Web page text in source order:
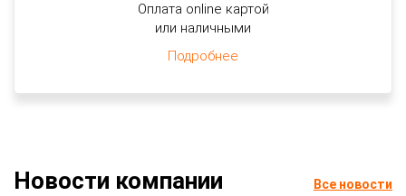
Оплата online картой
или наличными
Подробнее
Новости компании Все новости